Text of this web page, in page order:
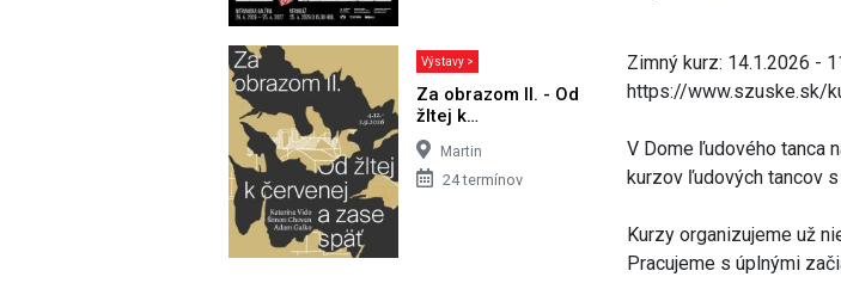
Výstavy >
Za obrazom II. - Od
žltej k…
Martin
24 termínov
Zimný kurz: 14.1.2026 -
https://www.szuske.sk/
V Dome ľudového tanca
kurzov ľudových tancov
Kurzy organizujeme už
Pracujeme s úplnými